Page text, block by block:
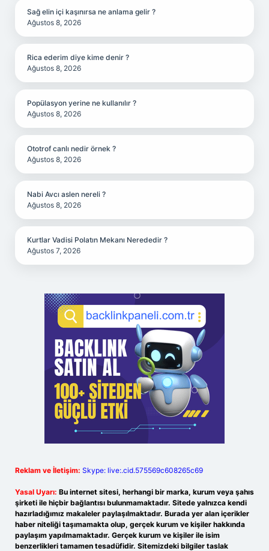
Sağ elin içi kaşınırsa ne anlama gelir ?
Ağustos 8, 2026
Rica ederim diye kime denir ?
Ağustos 8, 2026
Popülasyon yerine ne kullanılır ?
Ağustos 8, 2026
Ototrof canlı nedir örnek ?
Ağustos 8, 2026
Nabi Avcı aslen nereli ?
Ağustos 8, 2026
Kurtlar Vadisi Polatın Mekanı Nerededir ?
Ağustos 7, 2026
Reklam ve İletişim: Skype: live:.cid.575569c608265c69
Yasal Uyarı: Bu internet sitesi, herhangi bir marka, kurum veya şahıs
şirketi ile hiçbir bağlantısı bulunmamaktadır. Sitede yalnızca kendi
hazırladığımız makaleler paylaşılmaktadır. Burada yer alan içerikler
haber niteliği taşımamakta olup, gerçek kurum ve kişiler hakkında
paylaşım yapılmamaktadır. Gerçek kurum ve kişiler ile isim
benzerlikleri tamamen tesadüfidir. Sitemizdeki bilgiler taslak